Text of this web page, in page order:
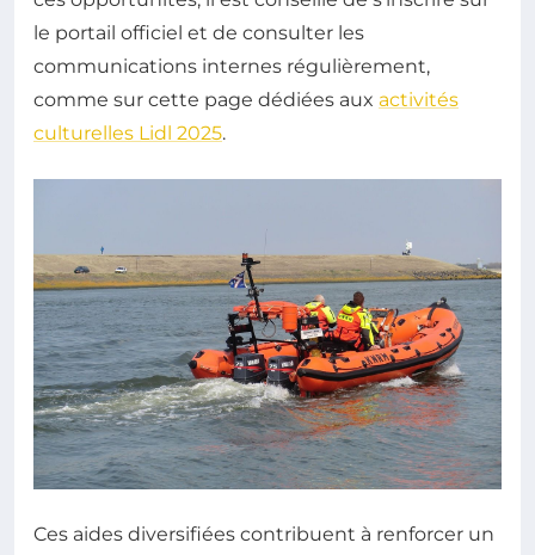
le portail officiel et de consulter les
communications internes régulièrement,
comme sur cette page dédiées aux activités
culturelles Lidl 2025.
Ces aides diversifiées contribuent à renforcer un